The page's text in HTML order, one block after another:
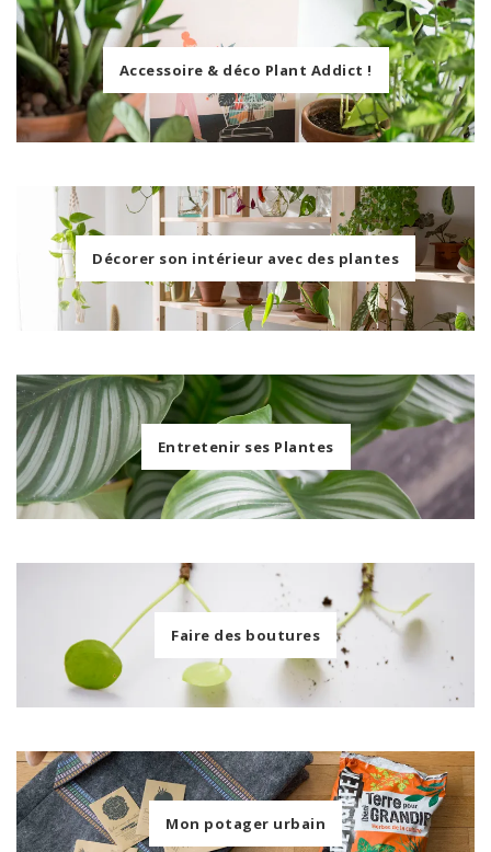
Accessoire & déco Plant Addict !
Décorer son intérieur avec des plantes
Entretenir ses Plantes
Faire des boutures
Mon potager urbain